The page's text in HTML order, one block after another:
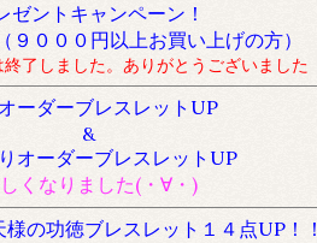
ゼントキャンペーン！
９０００円以上お買い上げの方）
了しました。ありがとうございました
ーダーブレスレットUP
&
オーダーブレスレットUP
くなりました(・∀・)
様の功徳ブレスレット１４点UP！！